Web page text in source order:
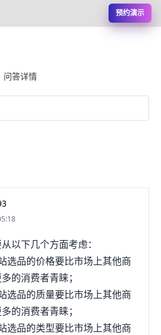
预约演示
问答详情
以下几个方面考虑：
选品的价格要比市场上其他商
的消费者青睐；
选品的质量要比市场上其他商
的消费者青睐；
选品的类型要比市场上其他商